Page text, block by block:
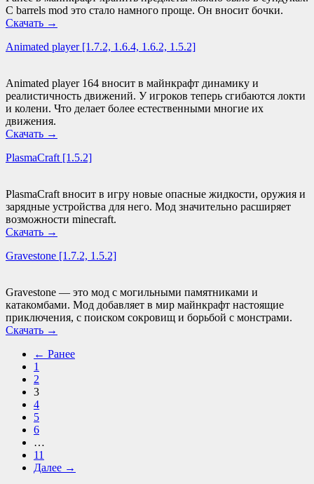
С barrels mod это стало намного проще. Он вносит бочки.
Скачать →
Animated player [1.7.2, 1.6.4, 1.6.2, 1.5.2]
Animated player 164 вносит в майнкрафт динамику и
реалистичность движений. У игроков теперь сгибаются локти
и колени. Что делает более естественными многие их
движения.
Скачать →
PlasmaCraft [1.5.2]
PlasmaCraft вносит в игру новые опасные жидкости, оружия и
зарядные устройства для него. Мод значительно расширяет
возможности minecraft.
Скачать →
Gravestone [1.7.2, 1.5.2]
Gravestone — это мод с могильными памятниками и
катакомбами. Мод добавляет в мир майнкрафт настоящие
приключения, с поиском сокровищ и борьбой с монстрами.
Скачать →
← Ранее
1
2
3
4
5
6
…
11
Далее →